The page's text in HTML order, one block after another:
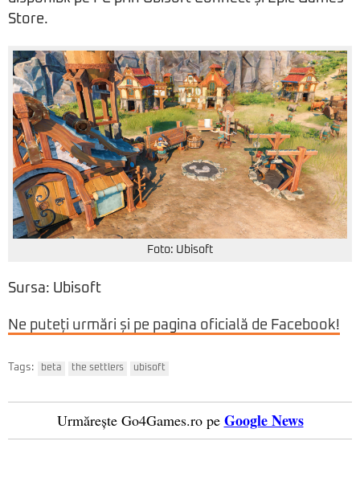
Store.
Foto: Ubisoft
Sursa: Ubisoft
Ne puteți urmări și pe pagina oficială de Facebook!
Tags: beta the settlers ubisoft
Urmărește Go4Games.ro pe Google News